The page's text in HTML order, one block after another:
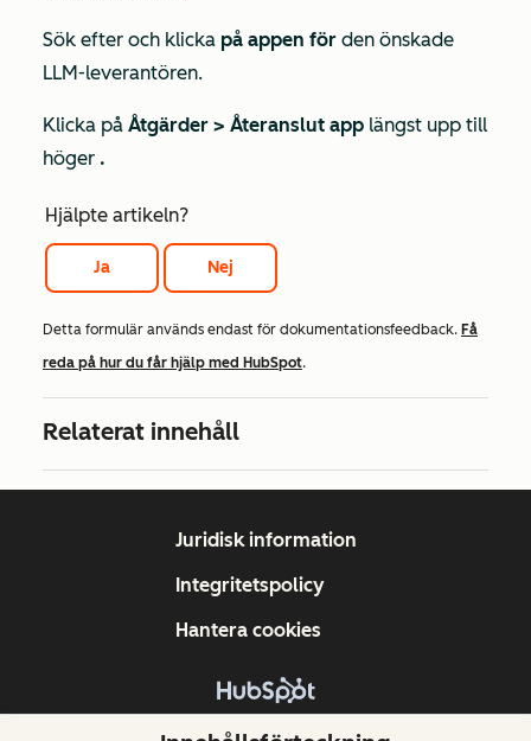
Sök efter och klicka på appen för den önskade
LLM-leverantören.
Klicka på Åtgärder > Återanslut app längst upp till
höger .
Hjälpte artikeln?
Ja Nej
Detta formulär används endast för dokumentationsfeedback. Få
reda på hur du får hjälp med HubSpot.
Relaterat innehåll
Copyright © 2026 HubSpot, Inc.
Juridisk information
Integritetspolicy
Hantera cookies